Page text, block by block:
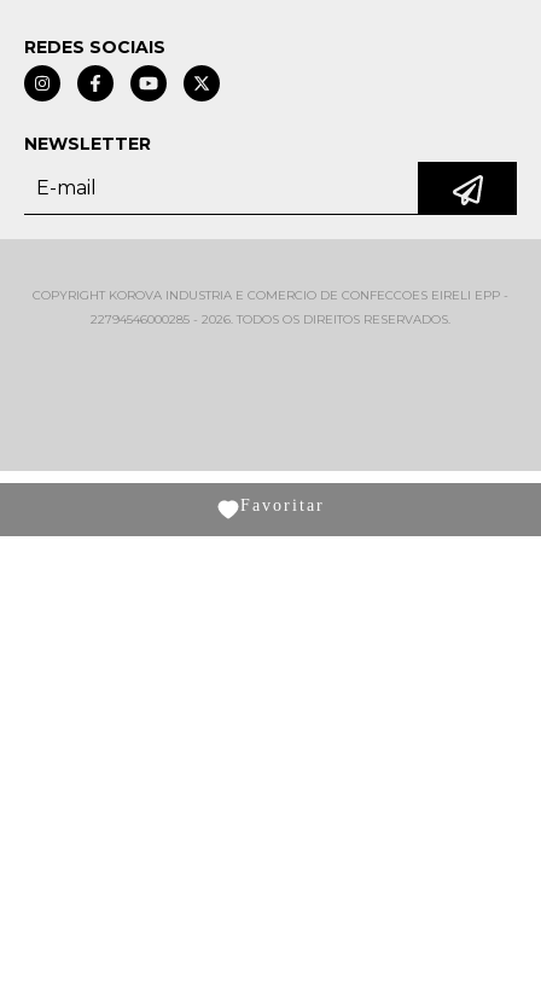
REDES SOCIAIS
NEWSLETTER
COPYRIGHT KOROVA INDUSTRIA E COMERCIO DE CONFECCOES EIRELI EPP -
22794546000285 - 2026. TODOS OS DIREITOS RESERVADOS.